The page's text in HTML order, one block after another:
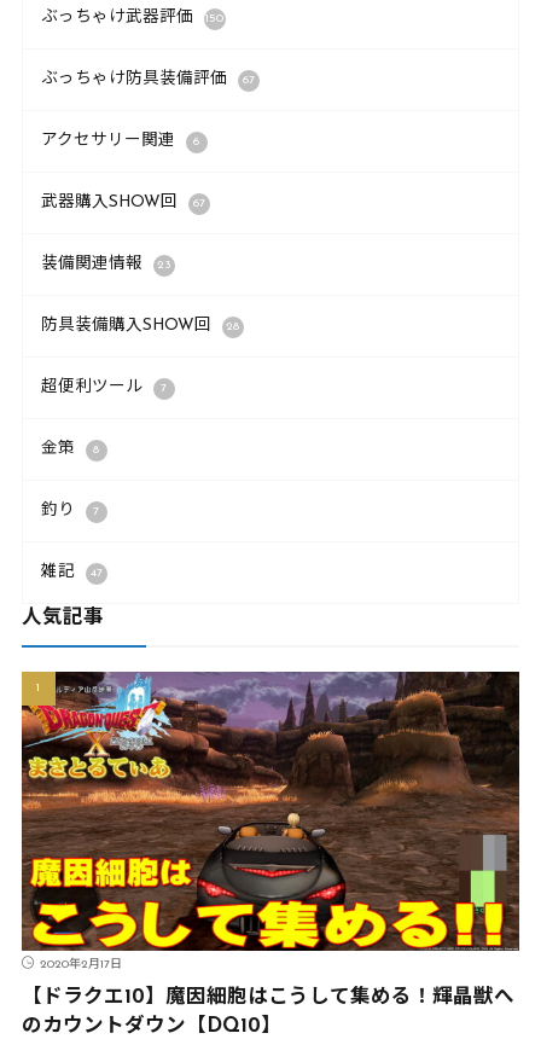
ぶっちゃけ武器評価 150
ぶっちゃけ防具装備評価 67
アクセサリー関連 6
武器購入SHOW回 67
装備関連情報 23
防具装備購入SHOW回 28
超便利ツール 7
金策 8
釣り 7
雑記 47
人気記事
2020年2月17日
【ドラクエ10】魔因細胞はこうして集める！輝晶獣へ
のカウントダウン【DQ10】